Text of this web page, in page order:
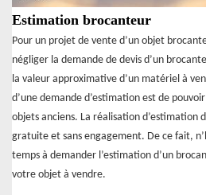
Estimation brocanteur
Pour un projet de vente d’un objet
négliger la demande de devis d’un
la valeur approximative d’un matériel à
d’une demande d’estimation est de
objets anciens. La réalisation d’estimation
gratuite et sans engagement. De ce fait,
temps à demander l’estimation d’un
votre objet à vendre.